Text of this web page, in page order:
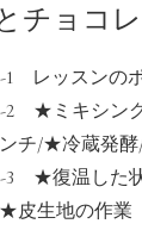
チョコ
1 レッスンの
2 ★ミキシン
チ/★冷蔵発酵/
3 ★復温した
皮生地の作業